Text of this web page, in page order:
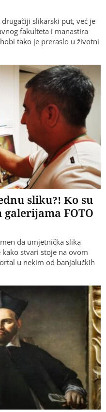
slikarski put, već je
fakulteta i manastira
tako je preraslo u životni
sliku?! Ko su
FOTO
da umjetnička slika
stvari stoje na ovom
u nekim od banjalučkih